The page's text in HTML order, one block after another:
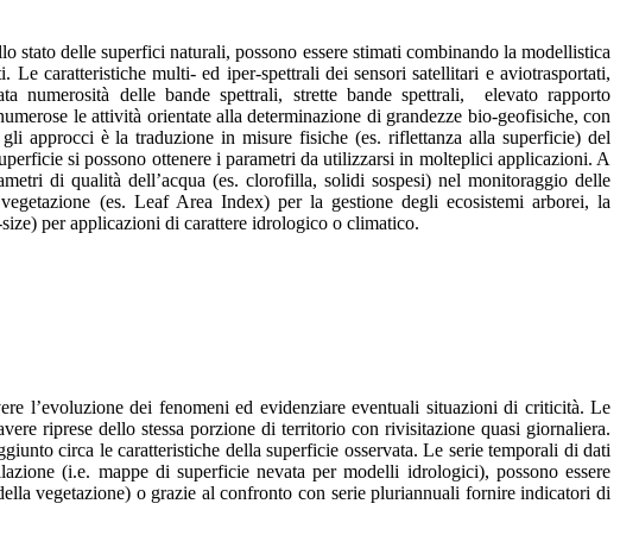
delle superfici naturali, possono essere stimati combinando la modellistica
caratteristiche multi- ed iper-spettrali dei sensori satellitari e aviotrasportati,
numerosità delle bande spettrali, strette bande spettrali, elevato rapporto
le attività orientate alla determinazione di grandezze bio-geofisiche, con
approcci è la traduzione in misure fisiche (es. riflettanza alla superficie) del
si possono ottenere i parametri da utilizzarsi in molteplici applicazioni. A
di qualità dell’acqua (es. clorofilla, solidi sospesi) nel monitoraggio delle
(es. Leaf Area Index) per la gestione degli ecosistemi arborei, la
per applicazioni di carattere idrologico o climatico.
l’evoluzione dei fenomeni ed evidenziare eventuali situazioni di criticità. Le
riprese dello stessa porzione di territorio con rivisitazione quasi giornaliera.
circa le caratteristiche della superficie osservata. Le serie temporali di dati
(i.e. mappe di superficie nevata per modelli idrologici), possono essere
vegetazione) o grazie al confronto con serie pluriannuali fornire indicatori di